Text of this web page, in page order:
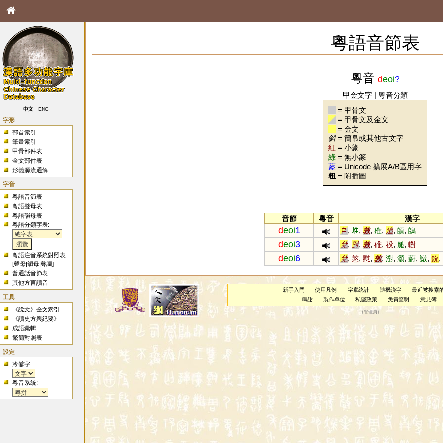
中文 ENG
字形
部首索引
筆畫索引
甲骨部件表
金文部件表
形義源流通解
字音
粵語音節表
粵語聲母表
粵語韻母表
粵語分類字表:
粵語注音系統對照表
[聲母 |韻母 |聲調]
普通話音節表
其他方言讀音
工具
《說文》全文索引
《讀史方輿紀要》
成語彙輯
繁簡對照表
設定
冷僻字:
粵音系統:
粵語音節表
粵音 deoi?
甲金文字| 粵音分類
= 甲骨文
= 甲骨文及金文
= 金文
斜= 簡帛或其他古文字
紅 = 小篆
綠 = 無小篆
藍 = Unicode 擴展A/B區用字
粗 = 附插圖
音節 粵音 漢字
deoi1 𠂤, 堆, 敦, 痽, 追, 頧, 鴭
deoi3 兌, 對, 敦, 碓, 祋, 膇, 轛
deoi6 兌, 憝, 懟, 敦, 濧, 瀩, 薱, 譈, 鈗,
新手入門 使用凡例 字庫統計 隨機漢字
最近被搜索
鳴謝
製作單位 私隱政策 免責聲明 意見簿
（管理員 ）